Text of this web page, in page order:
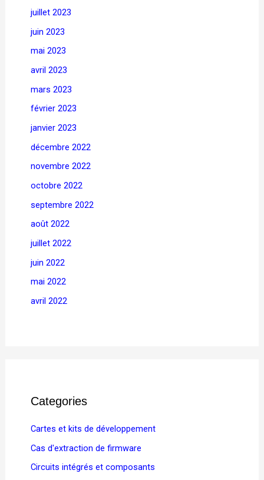
juillet 2023
juin 2023
mai 2023
avril 2023
mars 2023
février 2023
janvier 2023
décembre 2022
novembre 2022
octobre 2022
septembre 2022
août 2022
juillet 2022
juin 2022
mai 2022
avril 2022
Categories
Cartes et kits de développement
Cas d'extraction de firmware
Circuits intégrés et composants